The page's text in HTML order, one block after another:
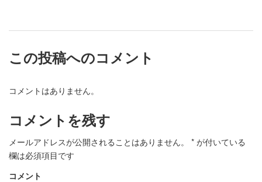
この投稿へのコメント
コメントはありません。
コメントを残す
メールアドレスが公開されることはありません。 * が付いている
欄は必須項目です
コメント